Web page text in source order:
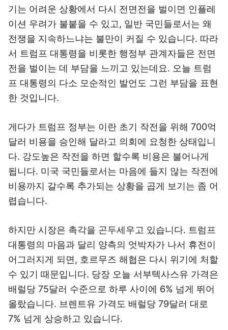
기는 어려운 상황에서 다시 전면전을 벌이면 인플레
이션 우려가 불붙을 수 있고, 일반 국민들로서는 왜
전쟁을 지속하느냐는 불만이 커질 수 있습니다. 따라
서 트럼프 대통령을 비롯한 행정부 관계자들은 전면
전을 벌이는 데 부담을 느끼고 있는데요. 오늘 트럼
프 대통령의 다소 모순적인 발언도 그런 부담을 표현
한 것입니다.
게다가 트럼프 정부는 이란 초기 작전을 위해 700억
달러 비용을 승인해 달라고 의회에 요청한 상태입니
다. 강도높은 작전을 하면 할수록 비용은 불어나게
됩니다. 미국 국민들로서는 마음에 들지 않는 작전에
비용까지 갈수록 추가되는 상황을 곱게 보기는 좀 어
렵습니다.
하지만 시장은 촉각을 곤두세우고 있습니다. 트럼프
대통령의 마음과 달리 양측의 엇박자가 나서 휴전이
어그러지게 되면, 호르무즈 해협은 다시 위기에 처할
수 있기 때문입니다. 당장 오늘 서부텍사스유 가격은
배럴당 75달러 수준으로 하루 사이에 6% 넘게 뛰어
올랐습니다. 브렌트유 가격도 배럴당 79달러 대로
7% 넘게 상승하고 있습니다.